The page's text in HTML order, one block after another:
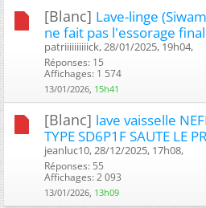
[Blanc] Lave-linge
ne fait pas l'essorage final
patriiiiiiiiiick, 28/01/2025, 19h04, ‎
Réponses: 15
Affichages: 1 574
13/01/2026, 15h41
[Blanc] lave vaisselle
TYPE SD6P1F SAUTE LE
jeanluc10, 28/12/2025, 17h08, ‎
Réponses: 55
Affichages: 2 093
13/01/2026, 13h09